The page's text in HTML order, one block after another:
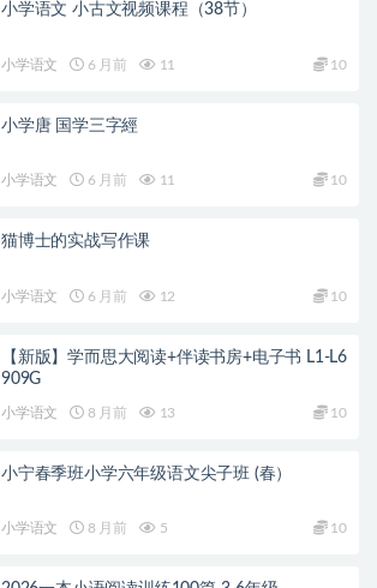
小学语文 小古文视频课程（38节）
小学语文 6 月前 11 10
小学唐 国学三字經
小学语文 6 月前 11 10
猫博士的实战写作课
小学语文 6 月前 12 10
【新版】学而思大阅读+伴读书房+电子书 L1-L6
909G
小学语文 8 月前 13 10
小宁春季班小学六年级语文尖子班 (春）
小学语文 8 月前 5 10